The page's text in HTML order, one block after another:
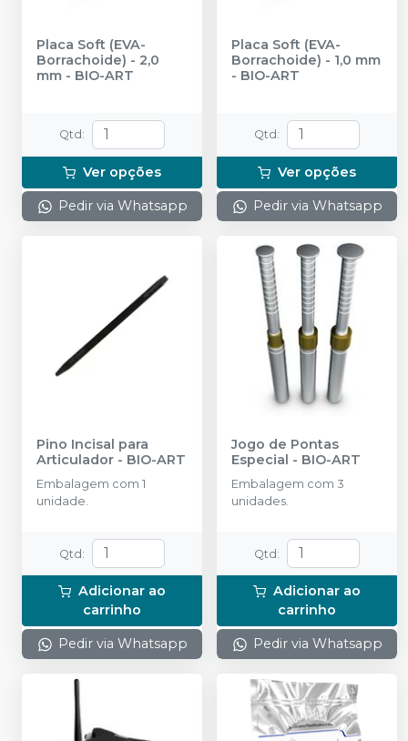
Placa Soft (EVA-
Borrachoide) - 2,0
mm - BIO-ART
Qtd :
Ver opções
Pedir via Whatsapp
Placa Soft (EVA-
Borrachoide) - 1,0 mm
- BIO-ART
Qtd :
Ver opções
Pedir via Whatsapp
Pino Incisal para
Articulador - BIO-ART
Embalagem com 1
unidade.
Qtd:
Adicionar ao
carrinho
Pedir via Whatsapp
Jogo de Pontas
Especial - BIO-ART
Embalagem com 3
unidades.
Qtd:
Adicionar ao
carrinho
Pedir via Whatsapp